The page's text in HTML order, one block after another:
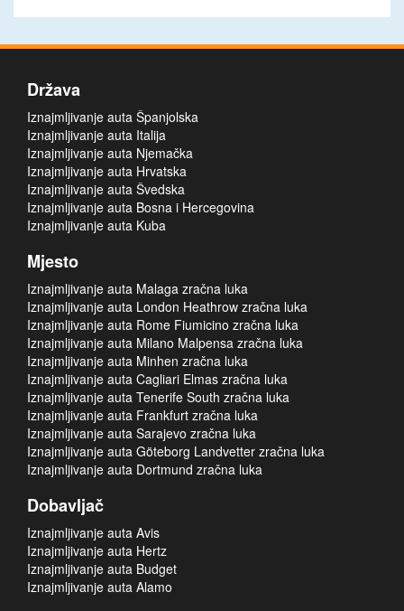
Država
Iznajmljivanje auta Španjolska
Iznajmljivanje auta Italija
Iznajmljivanje auta Njemačka
Iznajmljivanje auta Hrvatska
Iznajmljivanje auta Švedska
Iznajmljivanje auta Bosna i Hercegovina
Iznajmljivanje auta Kuba
Mjesto
Iznajmljivanje auta Malaga zračna luka
Iznajmljivanje auta London Heathrow zračna luka
Iznajmljivanje auta Rome Fiumicino zračna luka
Iznajmljivanje auta Milano Malpensa zračna luka
Iznajmljivanje auta Minhen zračna luka
Iznajmljivanje auta Cagliari Elmas zračna luka
Iznajmljivanje auta Tenerife South zračna luka
Iznajmljivanje auta Frankfurt zračna luka
Iznajmljivanje auta Sarajevo zračna luka
Iznajmljivanje auta Göteborg Landvetter zračna luka
Iznajmljivanje auta Dortmund zračna luka
Dobavljač
Iznajmljivanje auta Avis
Iznajmljivanje auta Hertz
Iznajmljivanje auta Budget
Iznajmljivanje auta Alamo